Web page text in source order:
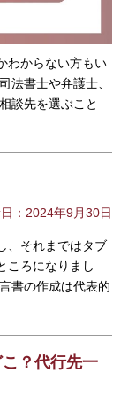
わからない方もい
法書士や弁護士、
談先を選ぶこと
：2024年9月30日
、それまではタブ
ころになりまし
書の作成は代表的
？代行先一